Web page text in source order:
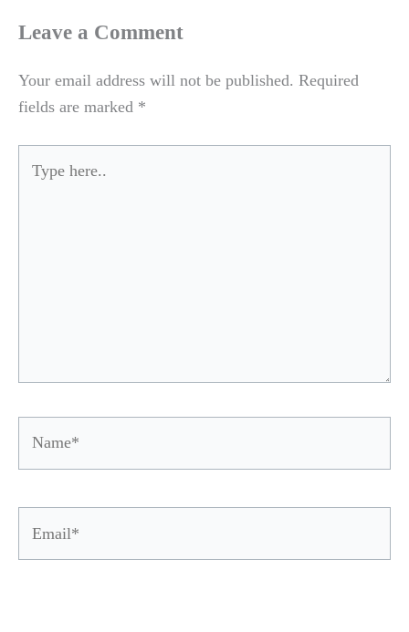
Leave a Comment
Your email address will not be published. Required
fields are marked *
here..